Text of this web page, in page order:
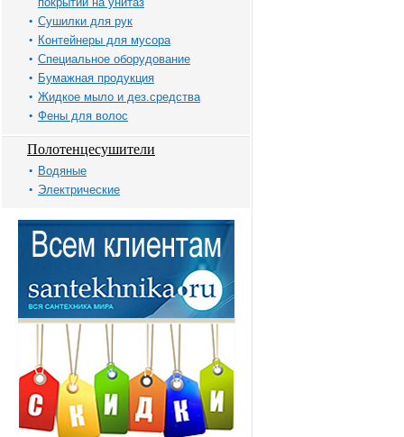
Сушилки для рук
Контейнеры для мусора
Специальное оборудование
Бумажная продукция
Жидкое мыло и дез.средства
Фены для волос
Полотенцесушители
Водяные
Электрические